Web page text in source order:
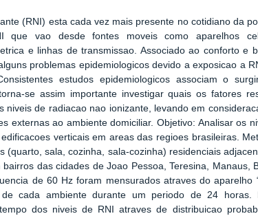
(RNI) esta cada vez mais presente no cotidiano da
que vao desde fontes moveis como aparelhos
e linhas de transmissao. Associado ao conforto e
problemas epidemiologicos devido a exposicao a
estudos epidemiologicos associam o
se assim importante investigar quais os fatores
niveis de radiacao nao ionizante, levando em
externas ao ambiente domiciliar. Objetivo: Analisar os
verticais em areas das regioes brasileiras.
(quarto, sala, cozinha, sala-cozinha) residenciais
das cidades de Joao Pessoa, Teresina, Manaus,
de 60 Hz foram mensurados atraves do aparelho
cada ambiente durante um periodo de 24 horas.
dos niveis de RNI atraves de distribuicao